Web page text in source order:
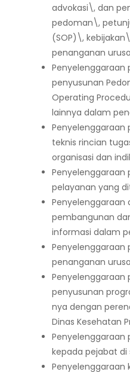
advokasi\, dan
pedoman\,
(SOP)\,
penanganan
penyusunan
Operating
lainnya dalam
teknis rincian
organisasi dan
Penyelenggaraan
pelayanan yang
pembangunan
informasi dalam
penanganan
penyusunan
nya dengan
Dinas Kesehatan
Penyelenggaraan
kepada pejabat
Penyelenggaraan